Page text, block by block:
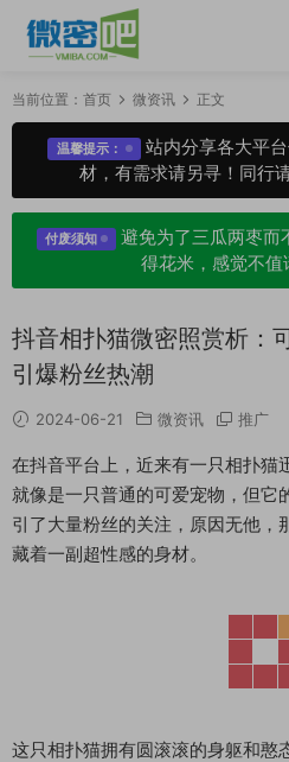
当前位置： 首页 微资讯 正文
温馨提示：
站内分享各大平
材，有需求请另寻！同行
付废须知
避免为了三瓜两枣而
得花米，感觉不值
抖音相扑猫微密照赏析：
引爆粉丝热潮
2024-06-21 微资讯 推广
在抖音平台上，近来有一只相扑猫
就像是一只普通的可爱宠物，但它
引了大量粉丝的关注，原因无他，
藏着一副超性感的身材。
这只相扑猫拥有圆滚滚的身躯和憨